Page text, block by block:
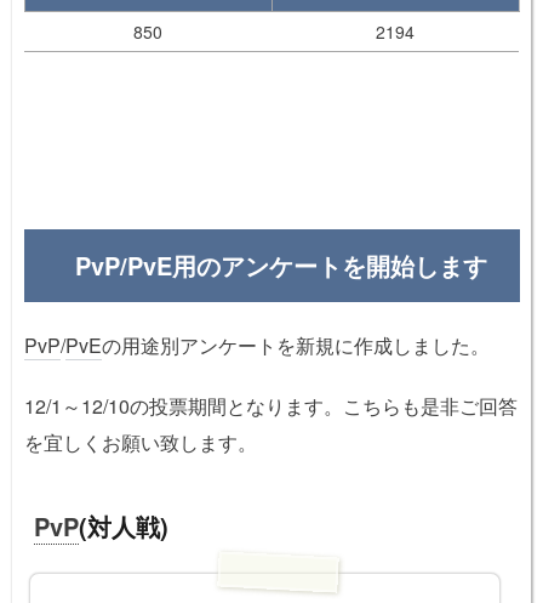
850
2194
PvP/PvE用のアンケートを開始します
PvP/PvEの用途別アンケートを新規に作成しました。
12/1～12/10の投票期間となります。こちらも是非ご回答
を宜しくお願い致します。
PvP(対人戦)